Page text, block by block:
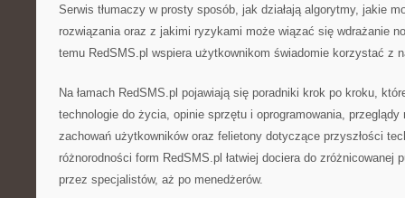
Serwis tłumaczy w prosty sposób, jak działają algorytmy, jakie
rozwiązania oraz z jakimi ryzykami może wiązać się wdrażanie
temu RedSMS.pl wspiera użytkownikom świadomie korzystać z
Na łamach RedSMS.pl pojawiają się poradniki krok po kroku,
technologie do życia, opinie sprzętu i oprogramowania,
zachowań użytkowników oraz felietony dotyczące przyszłości
różnorodności form RedSMS.pl łatwiej dociera do zróżnicowanej
przez specjalistów, aż po menedżerów.